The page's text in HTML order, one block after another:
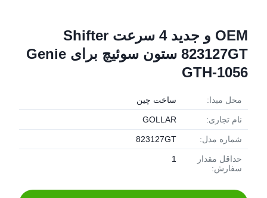
OEM و جدید 4 سرعت Shifter
823127GT ستون سوئیچ برای Genie
GTH-1056
محل مبدا: ساخت چین
نام تجاری: GOLLAR
شماره مدل: 823127GT
حداقل مقدار
سفارش:
1